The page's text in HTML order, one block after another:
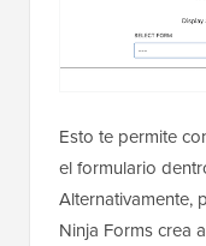
Esto te permite
el formulario
Alternativamente,
Ninja Forms crea